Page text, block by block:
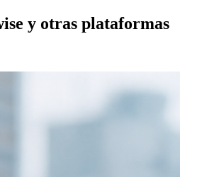
y otras plataformas